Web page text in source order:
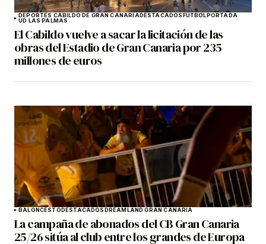
DEPORTES CABILDO DE GRAN CANARIADESTACADOSFÚTBOLPORTADA
UD LAS PALMAS
El Cabildo vuelve a sacar la licitación de las
obras del Estadio de Gran Canaria por 235
millones de euros
BALONCESTODESTACADOSDREAMLAND GRAN CANARIA
La campaña de abonados del CB Gran Canaria
25/26 sitúa al club entre los grandes de Europa